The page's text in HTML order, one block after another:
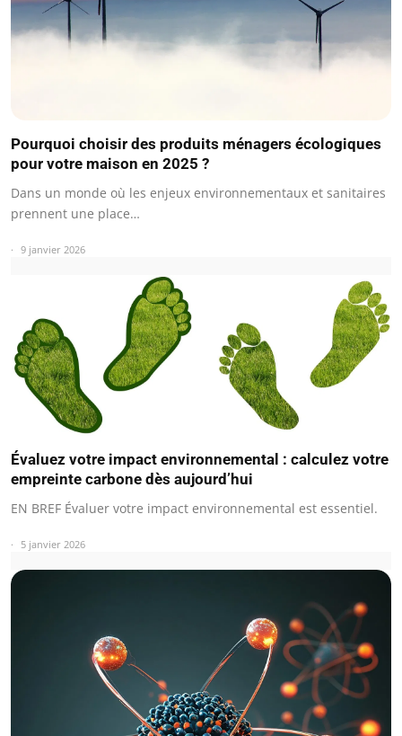
Pourquoi choisir des produits ménagers écologiques
pour votre maison en 2025 ?
Dans un monde où les enjeux environnementaux et sanitaires
prennent une place…
9 janvier 2026
Évaluez votre impact environnemental : calculez votre
empreinte carbone dès aujourd’hui
EN BREF Évaluer votre impact environnemental est essentiel.
5 janvier 2026